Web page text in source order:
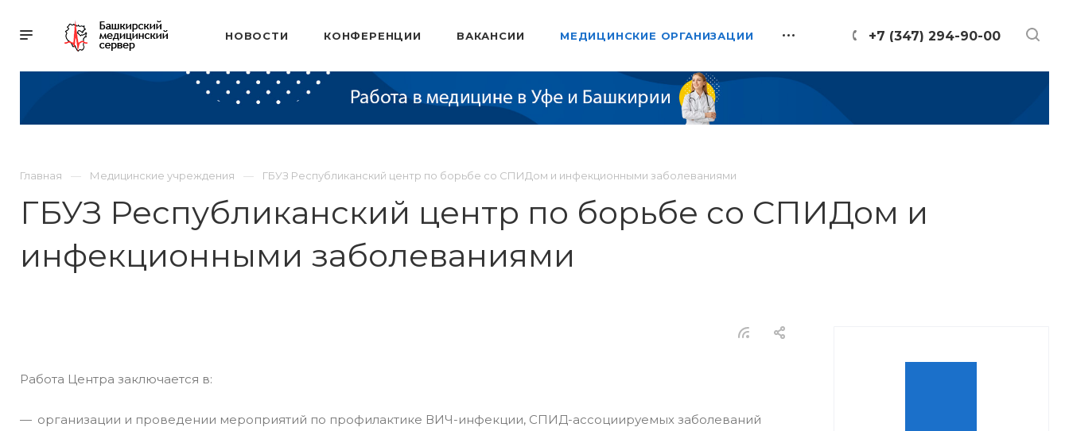
+7 (347) 294-90-00
НОВОСТИ КОНФЕРЕНЦИИ ВАКАНСИИ МЕДИЦИНСКИЕ ОРГАНИЗАЦИИ
Главная Медицинские учреждения ГБУЗ Республиканский центр по борьбе со СПИДом и инфекционными заболеваниями
ГБУЗ Республиканский центр по борьбе со СПИДом и
инфекционными заболеваниями
Работа Центра заключается в:
организации и проведении мероприятий по профилактике ВИЧ-инфекции, СПИД-ассоциируемых заболеваний